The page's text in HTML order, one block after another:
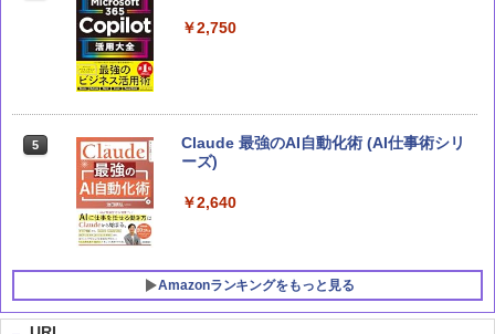
￥2,750
5
Claude 最強のAI自動化術 (AI仕事術シリ
ーズ)
￥2,640
Amazonランキングをもっと見る